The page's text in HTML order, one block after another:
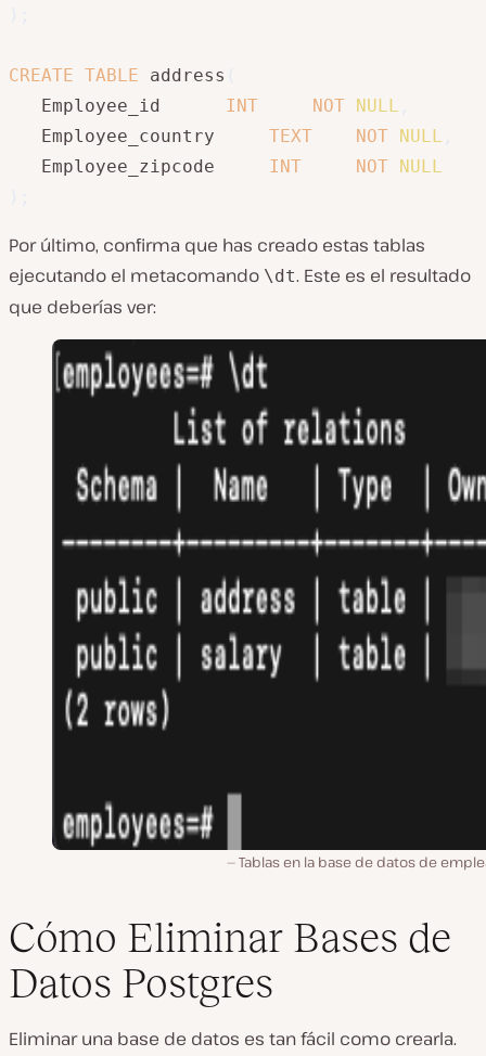
CREATE TABLE address
INT NOT NULL
TEXT NOT NULL
INT NOT NULL
Por último, confirma que has creado estas tablas
ejecutando el metacomando \dt. Este es el resultado
que deberías ver:
Tablas en la base de datos de
Cómo Eliminar Bases de
Datos Postgres
Eliminar una base de datos es tan fácil como crearla.